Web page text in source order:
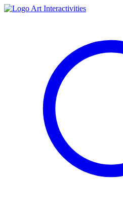
Art Interactivities